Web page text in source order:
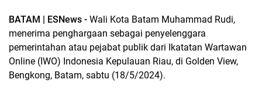
BATAM | ESNews - Wali Kota Batam Muhammad Rudi,
menerima penghargaan sebagai penyelenggara
pemerintahan atau pejabat publik dari Ikatatan Wartawan
Online (IWO) Indonesia Kepulauan Riau, di Golden View,
Bengkong, Batam, sabtu (18/5/2024).